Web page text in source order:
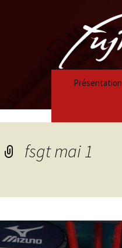
Présentation
fsgt mai 1